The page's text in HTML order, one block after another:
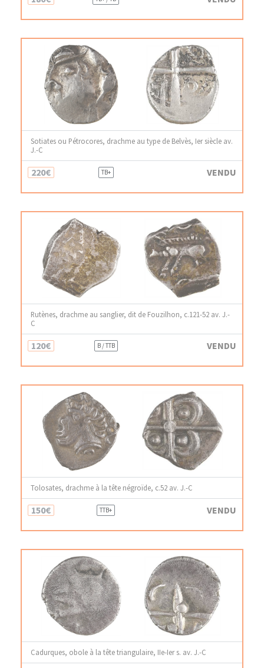
Sotiates ou Pétrocores, drachme au type de Belvès, Ier siècle av.
J.-C
220€ TB+ VENDU
Rutènes, drachme au sanglier, dit de Fouzilhon, c.121-52 av. J.-
C
120€ B / TTB VENDU
Tolosates, drachme à la tête négroïde, c.52 av. J.-C
150€ TTB+ VENDU
Cadurques, obole à la tête triangulaire, IIe-Ier s. av. J.-C